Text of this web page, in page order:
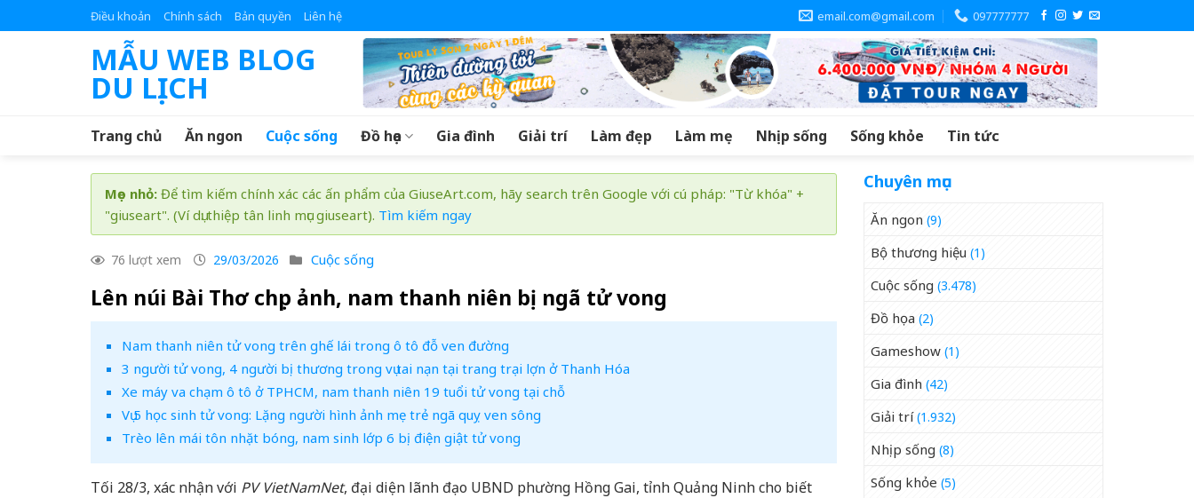
to
Điều khoản Chính sách Bản quyền Liên hệ email.com@gmail.com 097777777
MẪU WEB BLOG
DU LỊCH
Trang chủ Ăn ngon Cuộc sống Đồ họa Gia đình Giải trí Làm đẹp Làm mẹ Nhịp sống Sống khỏe Tin tức
Mẹo nhỏ: Để tìm kiếm chính xác các ấn phẩm của GiuseArt.com, hãy search trên Google với cú pháp: "Từ khóa" +
"giuseart". (Ví dụ: thiệp tân linh mục giuseart). Tìm kiếm ngay
76 lượt xem 29/03/2026 Cuộc sống
Lên núi Bài Thơ chụp ảnh, nam thanh niên bị ngã tử vong
Nam thanh niên tử vong trên ghế lái trong ô tô đỗ ven đường
3 người tử vong, 4 người bị thương trong vụ tai nạn tại trang trại lợn ở Thanh Hóa
Xe máy va chạm ô tô ở TPHCM, nam thanh niên 19 tuổi tử vong tại chỗ
Vụ 5 học sinh tử vong: Lặng người hình ảnh mẹ trẻ ngã quỵ ven sông
Trèo lên mái tôn nhặt bóng, nam sinh lớp 6 bị điện giật tử vong
Tối 28/3, xác nhận với PV VietNamNet, đại diện lãnh đạo UBND phường Hồng Gai, tỉnh Quảng Ninh cho biết
Chuyên mục
Ăn ngon (9)
Bộ thương hiệu (1)
Cuộc sống (3.478)
Đồ họa (2)
Gameshow (1)
Gia đình (42)
Giải trí(1.932)
Nhịp sống (8)
Sống khỏe (5)